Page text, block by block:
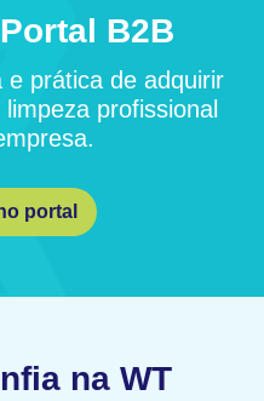
B2B
e prática de adquirir
profissional
portal
na WT